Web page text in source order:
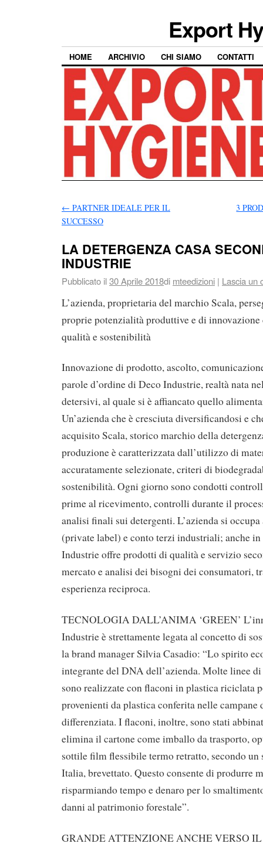
Export
HOME ARCHIVIO CHI SIAMO CONTATTI
← PARTNER IDEALE PER IL
SUCCESSO
3
LA DETERGENZA CASA
INDUSTRIE
Pubblicato il30 Aprile 2018di mteedizioni | Lascia un
L’azienda, proprietaria del marchio Scala,
proprie potenzialità produttive e di innovazione
qualità e sostenibilità
Innovazione di prodotto, ascolto,
parole d’ordine di Deco Industrie, realtà nata
detersivi, al quale si è affiancato quello
Un’azienda che è cresciuta diversificandosi e
acquisito Scala, storico marchio della
produzione è caratterizzata dall’utilizzo di
accuratamente selezionate, criteri di
sostenibilità. Ogni giorno sono condotti
prime al ricevimento, controlli durante il
analisi finali sui detergenti. L’azienda si
(private label) e conto terzi industriali; anche in
Industrie offre prodotti di qualità e servizio
mercato e analisi dei bisogni dei consumatori,
esperienza reciproca.
TECNOLOGIA DALL’ANIMA ‘GREEN’
Industrie è strettamente legata al concetto di
la brand manager Silvia Casadio: “Lo spirito
integrante del DNA dell’azienda. Molte linee
sono realizzate con flaconi in plastica riciclata
provenienti da plastica conferita nelle campane
differenziata. I flaconi, inoltre, sono stati
elimina il cartone come imballo da trasporto,
sottile film flessibile termo retratto, secondo un
Italia, brevettato. Questo consente di produrre
risparmiando tempo e denaro per lo
danni al patrimonio forestale”.
GRANDE ATTENZIONE ANCHE VERSO